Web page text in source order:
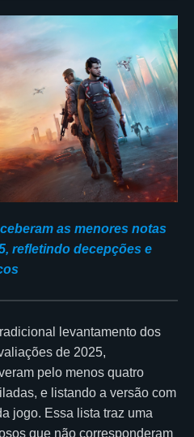
as menores notas
refletindo decepções e
levantamento dos
de 2025,
pelo menos quatro
e listando a versão com
jogo. Essa lista traz uma
que não corresponderam